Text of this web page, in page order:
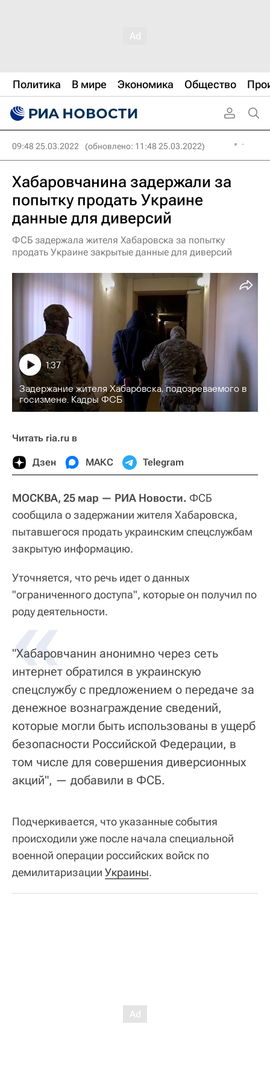
Политика В мире Экономика Общество
09:48 25.03.2022 (обновлено: 11:48 25.03.2022)
Хабаровчанина задержали за
попытку продать Украине
данные для диверсий
ФСБ задержала жителя Хабаровска за попытку
продать Украине закрытые данные для диверсий
Задержание жителя Хабаровска, подозреваемого в
госизмене. Кадры ФСБ
1:37
Читать ria.ru в
Дзен МАКС Telegram
МОСКВА, 25 мар — РИА Новости. ФСБ
сообщила о задержании жителя Хабаровска,
пытавшегося продать украинским спецслужбам
закрытую информацию.
Уточняется, что речь идет о данных
"ограниченного доступа", которые он получил по
роду деятельности.
«
"Хабаровчанин анонимно через сеть
интернет обратился в украинскую
спецслужбу с предложением о передаче за
денежное вознаграждение сведений,
которые могли быть использованы в ущерб
безопасности Российской Федерации, в
том числе для совершения диверсионных
акций", — добавили в ФСБ.
Подчеркивается, что указанные события
происходили уже после начала специальной
военной операции российских войск по
демилитаризации Украины.